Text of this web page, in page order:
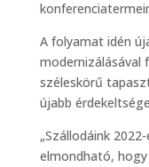
A folyamat idén
modernizálásával
széleskörű
újabb
„Szállodáink
elmondható,